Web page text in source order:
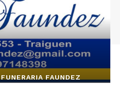
FUNERARIA FAUNDEZ